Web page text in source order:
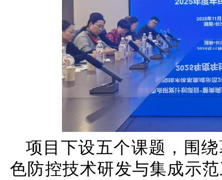
项目下设五个课题，围
色防控技术研发与集成示